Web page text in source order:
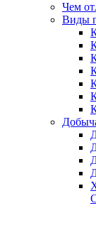
Чем
Виды